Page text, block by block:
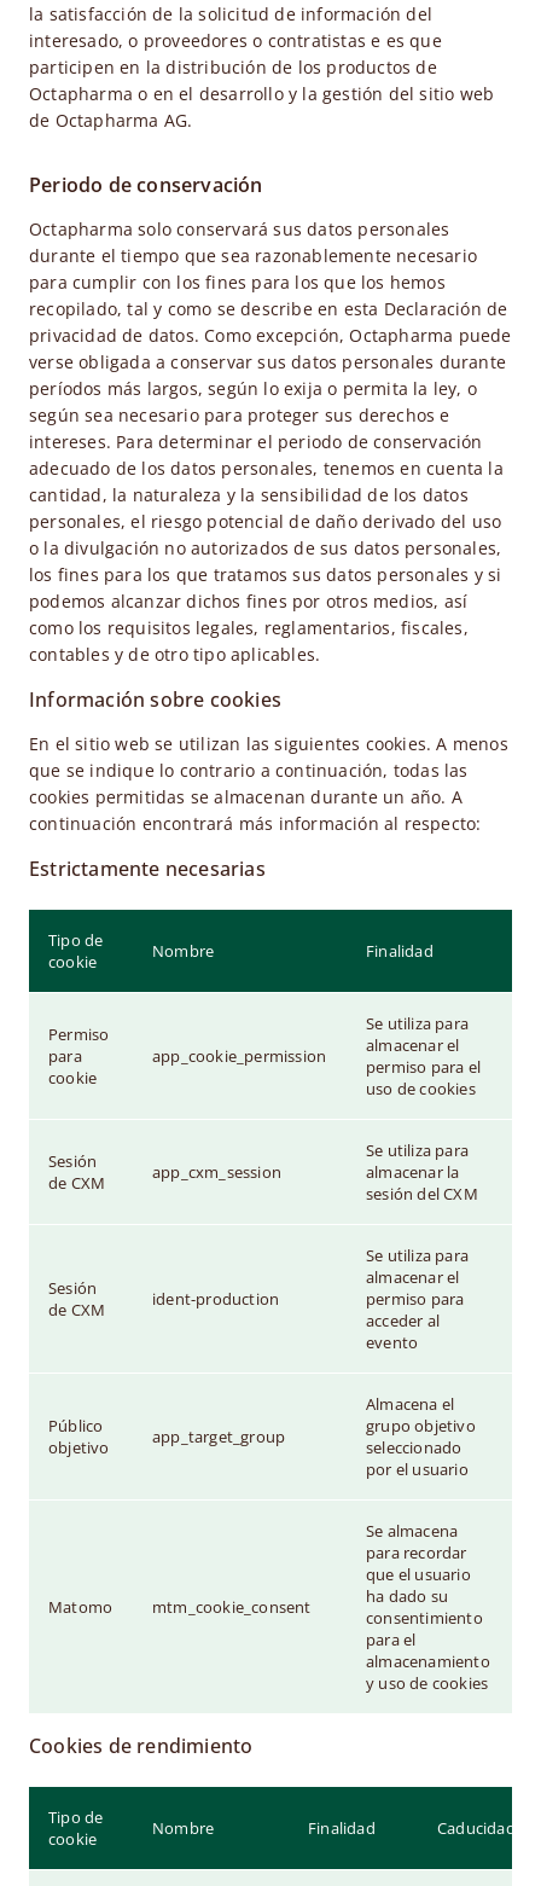
la satisfacción de la solicitud de información del
interesado, o proveedores o contratistas e es que
participen en la distribución de los productos de
Octapharma o en el desarrollo y la gestión del sitio web
de Octapharma AG.
Periodo de conservación
Octapharma solo conservará sus datos personales
durante el tiempo que sea razonablemente necesario
para cumplir con los fines para los que los hemos
recopilado, tal y como se describe en esta Declaración de
privacidad de datos. Como excepción, Octapharma puede
verse obligada a conservar sus datos personales durante
períodos más largos, según lo exija o permita la ley, o
según sea necesario para proteger sus derechos e
intereses. Para determinar el periodo de conservación
adecuado de los datos personales, tenemos en cuenta la
cantidad, la naturaleza y la sensibilidad de los datos
personales, el riesgo potencial de daño derivado del uso
o la divulgación no autorizados de sus datos personales,
los fines para los que tratamos sus datos personales y si
podemos alcanzar dichos fines por otros medios, así
como los requisitos legales, reglamentarios, fiscales,
contables y de otro tipo aplicables.
Información sobre cookies
En el sitio web se utilizan las siguientes cookies. A menos
que se indique lo contrario a continuación, todas las
cookies permitidas se almacenan durante un año. A
continuación encontrará más información al respecto:
Estrictamente necesarias
Tipo de
cookie
Nombre Finalidad
Permiso
para
cookie
app_cookie_permission
Se utiliza para
almacenar el
permiso para el
uso de cookies
Sesión
de CXM
app_cxm_session
Se utiliza para
almacenar la
sesión del CXM
Sesión
de CXM
ident-production
Se utiliza para
almacenar el
permiso para
acceder al
evento
Público
objetivo
app_target_group
Almacena el
grupo objetivo
seleccionado
por el usuario
Matomo mtm_cookie_consent
Se almacena
para recordar
que el usuario
ha dado su
consentimiento
para el
almacenamiento
y uso de cookies
Cookies de rendimiento
Tipo de
cookie
Nombre Finalidad Caducidad